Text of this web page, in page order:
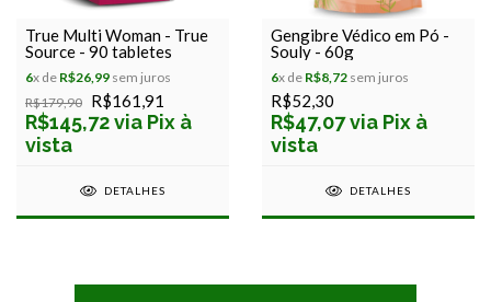
True Multi Woman - True
Source - 90 tabletes
6x de R$26,99 sem juros
R$179,90 R$161,91
R$145,72 via Pix à
vista
DETALHES
Gengibre Védico em Pó -
Souly - 60g
6x de R$8,72 sem juros
R$52,30
R$47,07 via Pix à
vista
DETALHES